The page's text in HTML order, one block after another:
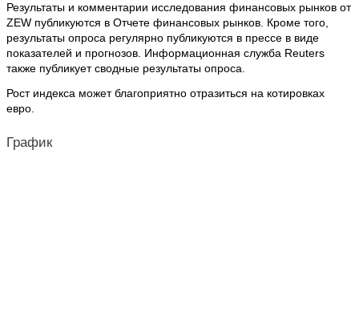
Результаты и комментарии исследования финансовых рынков от
ZEW публикуются в Отчете финансовых рынков. Кроме того,
результаты опроса регулярно публикуются в прессе в виде
показателей и прогнозов. Информационная служба Reuters
также публикует сводные результаты опроса.
Рост индекса может благоприятно отразиться на котировках
евро.
График